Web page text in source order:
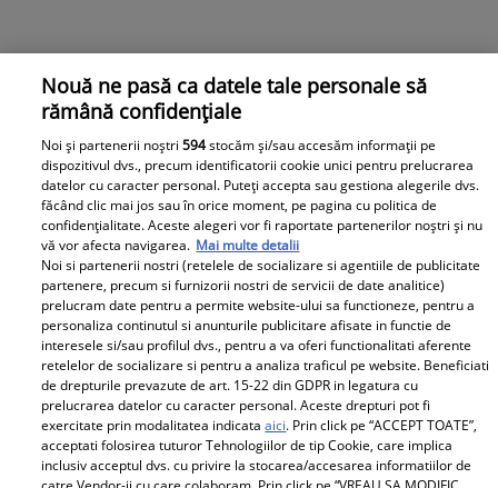
Cristina Cioran, pas neașteptat în legătură cu Alex
Dobrescu: „Chiar m-am gândit!” Ce decizie a luat
legată de tatăl copiilor săi
Cristina Cioran a vorbit despre depresia postnatala
Parteneri
Nouă ne pasă ca datele tale personale să
rămână confidențiale
Noi și partenerii noștri594stocăm și/sau accesăm informații pe
dispozitivul dvs., precum identificatorii cookie unici pentru prelucrarea
datelor cu caracter personal. Puteți accepta sau gestiona alegerile dvs.
făcând clic mai jos sau în orice moment, pe pagina cu politica de
confidențialitate. Aceste alegeri vor fi raportate partenerilor noștri și nu
vă vor afecta navigarea. Mai multe detalii
Noi si partenerii nostri (retelele de socializare si agentiile de publicitate
partenere, precum si furnizorii nostri de servicii de date analitice)
prelucram date pentru a permite website-ului sa functioneze, pentru a
personaliza continutul si anunturile publicitare afisate in functie de
interesele si/sau profilul dvs., pentru a va oferi functionalitati aferente
retelelor de socializare si pentru a analiza traficul pe website. Beneficiati
de drepturile prevazute de art. 15-22 din GDPR in legatura cu
prelucrarea datelor cu caracter personal. Aceste drepturi pot fi
exercitate prin modalitatea indicataaici. Prin click pe “ACCEPT TOATE”,
acceptati folosirea tuturor Tehnologiilor de tip Cookie, care implica
inclusiv acceptul dvs. cu privire la stocarea/accesarea informatiilor de